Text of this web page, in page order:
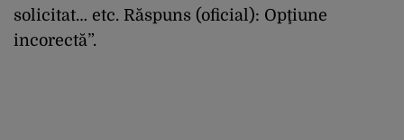
solicitat… etc. Răspuns (oficial): Opţiune
incorectă”.